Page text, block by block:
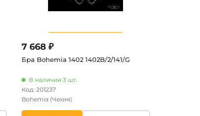
7 668 ₽
Бра Bohemia 1402 1402B/2/141/G
В наличии 3 шт.
Код: 201237
Bohemia (Чехия)